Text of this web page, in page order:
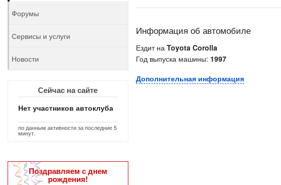
Информация об автомобиле
Ездит на Toyota Corolla
Год выпуска машины: 1997
Дополнительная информация
Форумы
Сервисы и услуги
Новости
Сейчас на сайте
Нет участников автоклуба
по данным активности за последние 5
минут.
Поздравляем с днем
рождения!